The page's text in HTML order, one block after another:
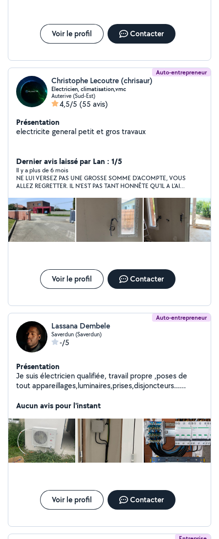
Voir le profil Contacter
Auto-entrepreneur
Christophe Lecoutre (chrisaur)
Electricien, climatisation,vmc
Auterive (Sud-Est)
4,5/5 (55 avis)
Présentation
electricite general petit et gros travaux
Dernier avis laissé par Lan : 1/5
Il y a plus de 6 mois
NE LUI VERSEZ PAS UNE GROSSE SOMME D'ACOMPTE, VOUS
ALLEZ REGRETTER. IL N'EST PAS TANT HONNÊTE QU'IL A L'AIR.
mais vous avez deux face, vous devenez une personne
complètement malhonnête lors que vous encaissez une
grosse somme. Suite au rapport de l'expertise, nous sommes
contraint d'arrêter notre chantier et nous sommes contraint de
rétracter les devis signés avec vous. Nous avons donc fait la
rétractation dans les délais. Vous avez promis de nous
faîtes officiellement le mort depuis 3 mois.
Voir le profil Contacter
Auto-entrepreneur
Lassana Dembele
Saverdun (Saverdun)
-/5
Présentation
Je suis électricien qualifiée, travail propre ,poses de
tout appareillages,luminaires,prises,disjoncteurs...
déposes, branchement de panneaux solaires et PAC
bonne humeur, bonne journée à bientôt. Cordialement
lassana
Aucun avis pour l'instant
Voir le profil Contacter